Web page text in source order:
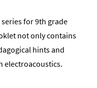
for 9th grade
not only contains
hints and
electroacoustics.